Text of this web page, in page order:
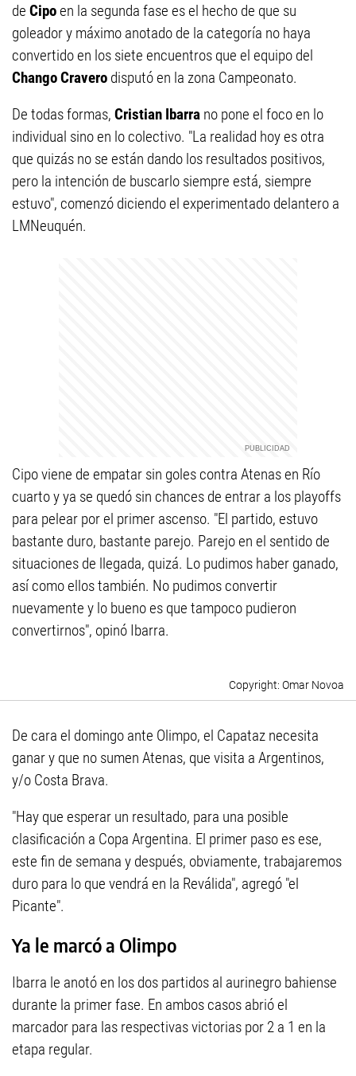
de Cipoen la segunda fase es el hecho de que su
goleador y máximo anotado de la categoría no haya
convertido en los siete encuentros que el equipo del
Chango Cravero disputó en la zona Campeonato.
De todas formas, Cristian Ibarra no pone el foco en lo
individual sino en lo colectivo. "La realidad hoy es otra
que quizás no se están dando los resultados positivos,
pero la intención de buscarlo siempre está, siempre
estuvo", comenzó diciendo el experimentado delantero a
LMNeuquén.
Cipo viene de empatar sin goles contra Atenas en Río
cuarto y ya se quedó sin chances de entrar a los playoffs
para pelear por el primer ascenso. "El partido, estuvo
bastante duro, bastante parejo. Parejo en el sentido de
situaciones de llegada, quizá. Lo pudimos haber ganado,
así como ellos también. No pudimos convertir
nuevamente y lo bueno es que tampoco pudieron
convertirnos", opinó Ibarra.
Omar Novoa
De cara el domingo ante Olimpo, el Capataz necesita
ganar y que no sumen Atenas, que visita a Argentinos,
y/o Costa Brava.
"Hay que esperar un resultado, para una posible
clasificación a Copa Argentina. El primer paso es ese,
este fin de semana y después, obviamente, trabajaremos
duro para lo que vendrá en la Reválida", agregó "el
Picante".
Ya le marcó a Olimpo
Ibarra le anotó en los dos partidos al aurinegro bahiense
durante la primer fase. En ambos casos abrió el
marcador para las respectivas victorias por 2 a 1 en la
etapa regular.